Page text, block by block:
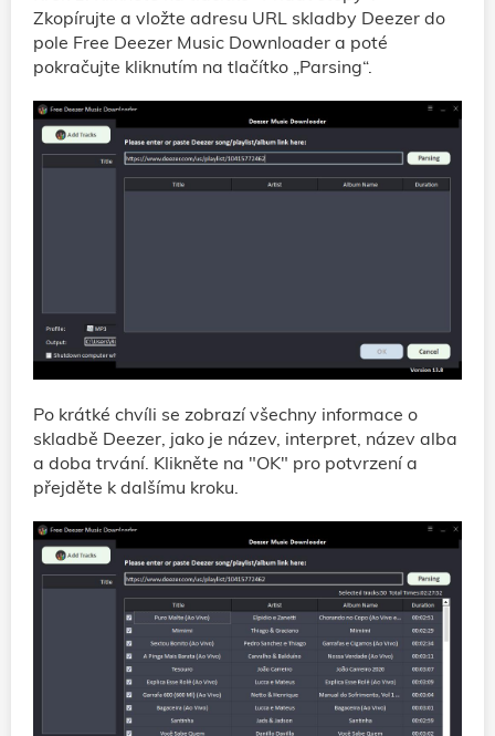
Zkopírujte a vložte adresu URL skladby Deezer do
pole Free Deezer Music Downloader a poté
pokračujte kliknutím na tlačítko „Parsing“.
Po krátké chvíli se zobrazí všechny informace o
skladbě Deezer, jako je název, interpret, název alba
a doba trvání. Klikněte na "OK" pro potvrzení a
přejděte k dalšímu kroku.